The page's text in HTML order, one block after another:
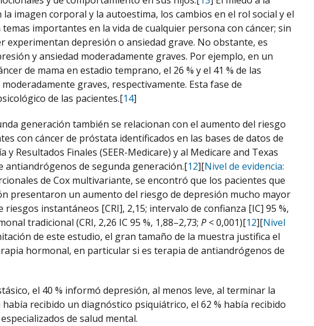
imagen corporal y la autoestima, los cambios en el rol social y el
importantes en la vida de cualquier persona con cáncer; sin
depresión o ansiedad grave. No obstante, es
y ansiedad moderadamente graves. Por ejemplo, en un
de mama en estadio temprano, el 26 % y el 41 % de las
graves, respectivamente. Esta fase de
de las pacientes.[14]
generación también se relacionan con el aumento del riesgo
con cáncer de próstata identificados en las bases de datos de
Resultados Finales (SEER-Medicare) y al Medicare and Texas
antiandrógenos de segunda generación.[12][Nivel de evidencia:
de Cox multivariante, se encontró que los pacientes que
presentaron un aumento del riesgo de depresión mucho mayor
instantáneos [CRI], 2,15; intervalo de confianza [IC] 95 %,
tradicional (CRI, 2,26 IC 95 %, 1,88–2,73; P < 0,001)[12][Nivel
de este estudio, el gran tamaño de la muestra justifica el
hormonal, en particular si es terapia de antiandrógenos de
el 40 % informó depresión, al menos leve, al terminar la
recibido un diagnóstico psiquiátrico, el 62 % había recibido
de salud mental.